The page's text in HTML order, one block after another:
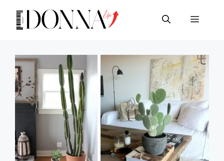
contenuto
Menu